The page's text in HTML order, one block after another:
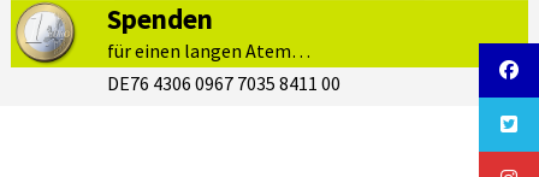
Spenden
für einen langen Atem…
DE76 4306 0967 7035 8411 00